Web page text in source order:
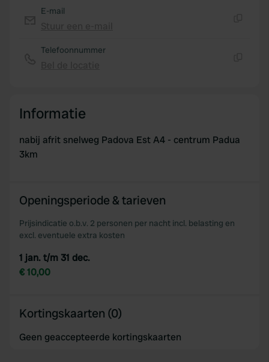
E-mail
Telefoonnummer
Informatie
nabij afrit snelweg Padova Est A4 - centrum Padua
3km
Openingsperiode & tarieven
Prijsindicatie o.b.v. 2 personen per nacht incl. belasting en
excl. eventuele extra kosten
1 jan. t/m 31 dec.
€ 10,00
Kortingskaarten (0)
Geen geaccepteerde kortingskaarten